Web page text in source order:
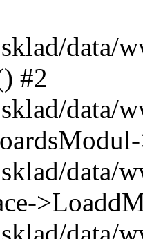
data/
#2
data/
data/